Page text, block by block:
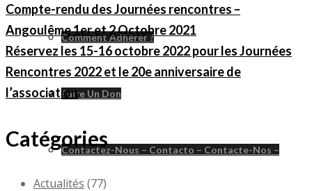
Comment Adhérer ?
Faire Un Don
Contactez-Nous – Contacto – Contacte-Nos –
Compte-rendu des Journées rencontres –
Angoulême 1er et 2 Octobre 2021
Réservez les 15-16 octobre 2022 pour les Journées
Rencontres 2022 et le 20e anniversaire de
l’association
Catégories
Actualités (77)